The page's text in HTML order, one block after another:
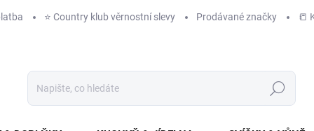
⭐️ Country klub věrnostní slevy Prodávané značky 📒
Hledat